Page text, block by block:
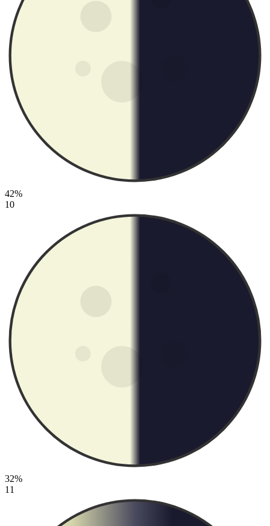
42%
10
32%
11